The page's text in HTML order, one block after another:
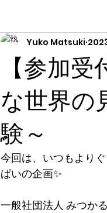
【参加
な世界の
験～
Yuko Matsuki
今回は、いつもより
ぱいの企画✨
一般社団法人 みつか